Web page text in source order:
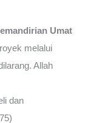
Umat
melalui
Allah
dan